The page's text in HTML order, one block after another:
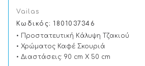
Vailas
Κωδικός: 1801037346
• Προστατευτική Kάλυψη Tζακιού
• Χρώματος Καφέ Σκουριά
• Διαστάσεις: 90 cm X 50 cm